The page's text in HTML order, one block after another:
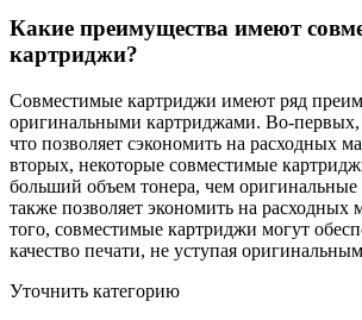
Какие преимущества имеют
картриджи?
Совместимые картриджи имеют ряд
оригинальными картриджами. Во-первых,
что позволяет сэкономить на расходных
вторых, некоторые совместимые
больший объем тонера, чем
также позволяет экономить на расходных
того, совместимые картриджи могут
качество печати, не уступая
Уточнить категорию